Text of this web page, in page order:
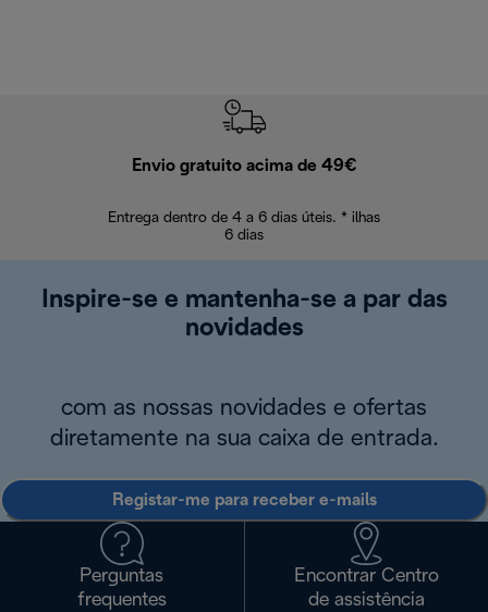
Envio gratuito acima de 49€
Entrega dentro de 4 a 6 dias úteis. * ilhas
6 dias
Inspire-se e mantenha-se a par das
novidades
com as nossas novidades e ofertas
diretamente na sua caixa de entrada.
Registar-me para receber e-mails
Perguntas
frequentes
Encontrar Centro
de assistência